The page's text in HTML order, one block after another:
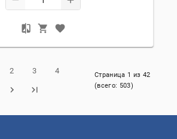
2 3 4 Страница 1 из 42
(всего: 503)